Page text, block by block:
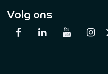
Volg ons